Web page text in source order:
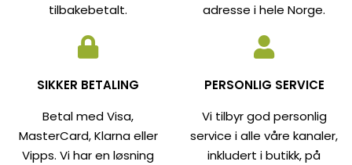
tilbakebetalt.
adresse i hele Norge.
SIKKER BETALING
Betal med Visa,
MasterCard, Klarna eller
Vipps. Vi har en løsning
PERSONLIG SERVICE
Vi tilbyr god personlig
service i alle våre kanaler,
inkludert i butikk, på